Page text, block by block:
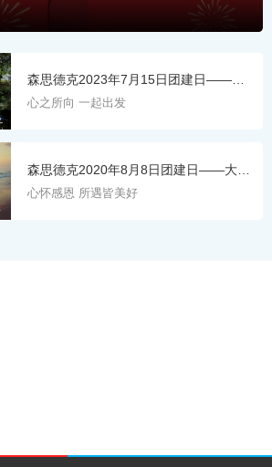
森思德克2023年7月15日团建日——清
远黄腾峡两日游
心之所向 一起出发
森思德克2020年8月8日团建日——大辣
甲岛两日游
心怀感恩 所遇皆美好